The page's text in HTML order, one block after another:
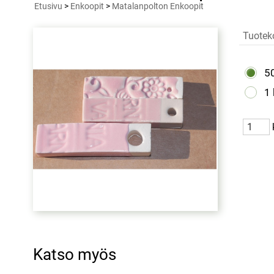
Etusivu > Enkoopit > Matalanpolton Enkoopit
1
Katso myös